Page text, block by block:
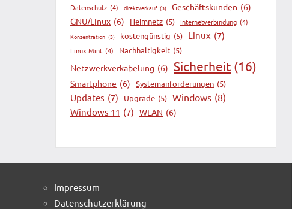
Datenschutz (4) direktverkauf (3) Geschäftskunden (6)
GNU/Linux (6) Heimnetz (5) Internetverbindung (4)
Konzentration (3) kostengünstig (5) Linux (7)
Linux Mint (4) Nachhaltigkeit (5)
Netzwerkverkabelung (6) Sicherheit (16)
Smartphone (6) Systemanforderungen (5)
Updates (7) Upgrade (5) Windows (8)
Windows 11 (7) WLAN (6)
Impressum
Datenschutzerklärung